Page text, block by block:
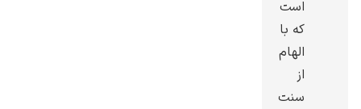
است
که با
الهام
از
سنت